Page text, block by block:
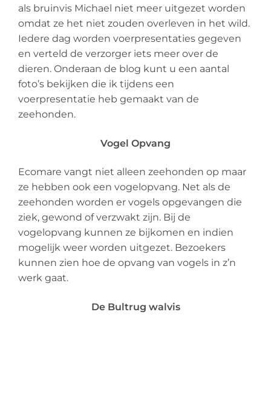
als bruinvis Michael niet meer uitgezet worden
omdat ze het niet zouden overleven in het wild.
Iedere dag worden voerpresentaties gegeven
en verteld de verzorger iets meer over de
dieren. Onderaan de blog kunt u een aantal
foto’s bekijken die ik tijdens een
voerpresentatie heb gemaakt van de
zeehonden.
Vogel Opvang
Ecomare vangt niet alleen zeehonden op maar
ze hebben ook een vogelopvang. Net als de
zeehonden worden er vogels opgevangen die
ziek, gewond of verzwakt zijn. Bij de
vogelopvang kunnen ze bijkomen en indien
mogelijk weer worden uitgezet. Bezoekers
kunnen zien hoe de opvang van vogels in z’n
werk gaat.
De Bultrug walvis